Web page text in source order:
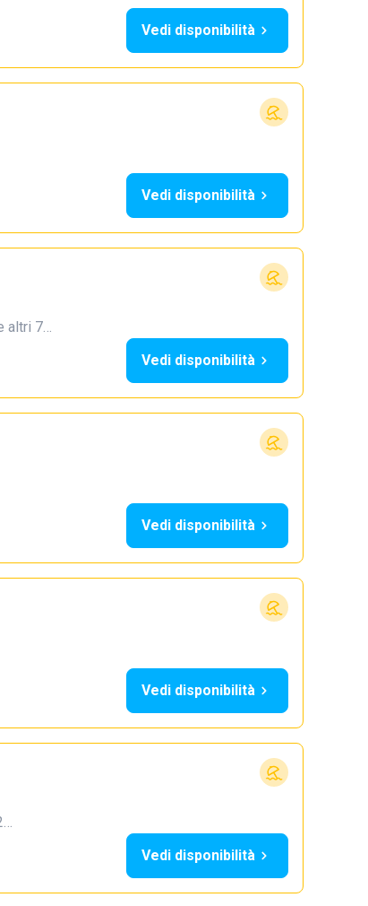
Vedi disponibilità
Vedi disponibilità
altri 7…
Vedi disponibilità
Vedi disponibilità
Vedi disponibilità
Vedi disponibilità